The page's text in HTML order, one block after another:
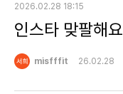
2026.02.28 18:15
인스타 맞팔해요
misfffit 26.02.28